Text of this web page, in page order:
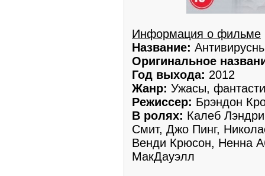
Информация о фильме
Название:
Оригинальное
Год выхода: 2012
Жанр: Ужасы,
Режиссер: Брэндон
В ролях: Калеб
Смит, Джо Пинг,
Венди Крюсон, Ненна
МакДауэлл